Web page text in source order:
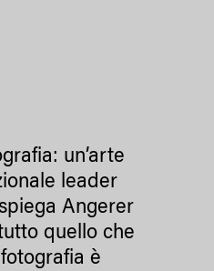
un’arte
leader
Angerer
quello che
è